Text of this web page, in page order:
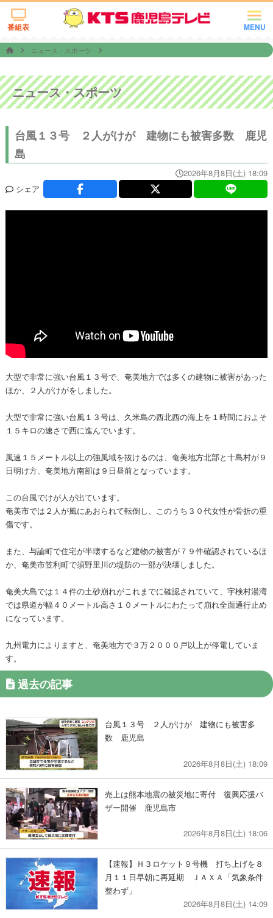
MENU
番組表
ニュース・スポーツ
ニュース・スポーツ
台風１３号 ２人がけが 建物にも被害多数 鹿児
島
2026年8月8日(土) 18:09
シェア
大型で非常に強い台風１３号で、奄美地方では多くの建物に被害があった
ほか、２人がけがをしました。
大型で非常に強い台風１３号は、久米島の西北西の海上を１時間におよそ
１５キロの速さで西に進んでいます。
風速１５メートル以上の強風域を抜けるのは、奄美地方北部と十島村が９
日明け方、奄美地方南部は９日昼前となっています。
この台風でけが人が出ています。
奄美市では２人が風にあおられて転倒し、このうち３０代女性が骨折の重
傷です。
また、与論町で住宅が半壊するなど建物の被害が７９件確認されているほ
か、奄美市笠利町で須野里川の堤防の一部が決壊しました。
奄美大島では１４件の土砂崩れがこれまでに確認されていて、宇検村湯湾
では県道が幅４０メートル高さ１０メートルにわたって崩れ全面通行止め
になっています。
九州電力によりますと、奄美地方で３万２０００戸以上が停電していま
す。
過去の記事
台風１３号 ２人がけが 建物にも被害多
数 鹿児島
2026年8月8日(土) 18:09
売上は熊本地震の被災地に寄付 復興応援バ
ザー開催 鹿児島市
2026年8月8日(土) 18:06
【速報】Ｈ３ロケット９号機 打ち上げを８
月１１日早朝に再延期 ＪＡＸＡ「気象条件
整わず」
2026年8月8日(土) 14:09